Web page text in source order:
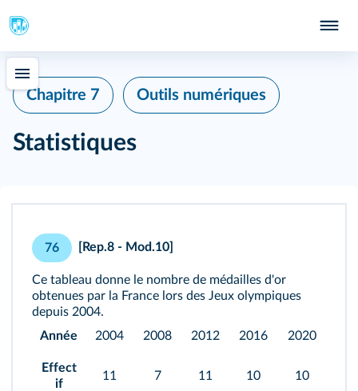
Chapitre 7 Outils numériques
Statistiques
76 [Rep.8 - Mod.10]
Ce tableau donne le nombre de médailles d'or
obtenues par la France lors des Jeux olympiques
depuis 2004.
Année
2004 2008 2012 2016 2020
Effect
if
11 7 11 10 10